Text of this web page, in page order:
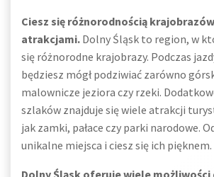
Ciesz się różnorodnością
atrakcjami. Dolny Śląsk to region, w
się różnorodne krajobrazy. Podczas
będziesz mógł podziwiać zarówno
malownicze jeziora czy rzeki.
szlaków znajduje się wiele atrakcji
jak zamki, pałace czy parki narodowe.
unikalne miejsca i ciesz się ich pięknem.
Dolny Śląsk oferuje wiele możliwości